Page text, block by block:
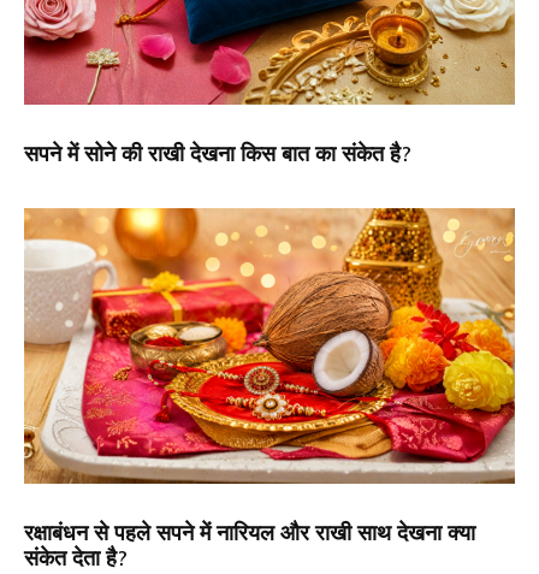
सपने में सोने की राखी देखना किस बात का संकेत है?
रक्षाबंधन से पहले सपने में नारियल और राखी साथ देखना क्या
संकेत देता है?